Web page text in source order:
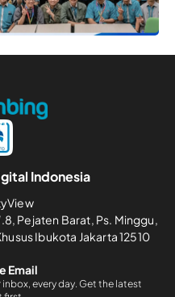
Indonesia
Pejaten Barat, Ps. Minggu,
Ibukota Jakarta 12510
Email
every day. Get the latest